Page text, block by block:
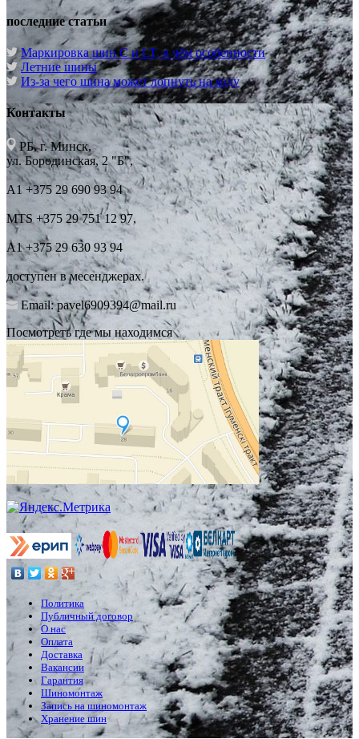
последние статьи
Маркировка шин C и LT, в чём особенности
Летние шины
Из-за чего шина может лопнуть на ходу
Контакты
РБ, г. Минск,
ул. Бородинская, 2 "Б",
А1 +375 29 690 93 94
MTS +375 29 751 12 97,
А1 +375 29 630 93 94
доступен в месенджерах.
Email: pavel6909394@mail.ru
Посмотреть где мы находимся
Политика
Публичный договор
О нас
Оплата
Доставка
Вакансии
Гарантия
Шиномонтаж
Запись на шиномонтаж
Хранение шин